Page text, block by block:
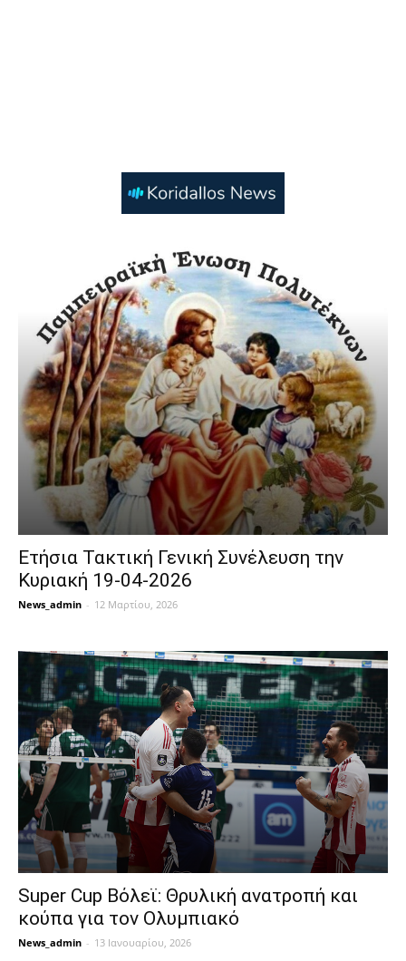
Ετήσια Τακτική Γενική Συνέλευση την
Κυριακή 19-04-2026
News_admin - 12 Μαρτίου, 2026
Super Cup Βόλεϊ: Θρυλική ανατροπή και
κούπα για τον Ολυμπιακό
News_admin - 13 Ιανουαρίου, 2026